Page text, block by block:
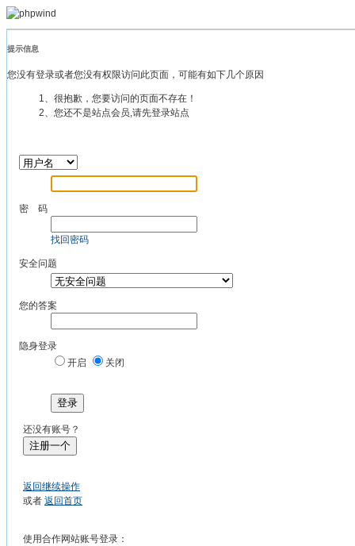
提示信息
您没有登录或者您没有权限访问此页面，可能有如下几个原因
1、很抱歉，您要访问的页面不存在！
2、您还不是站点会员,请先登录站点
密 码
找回密码
安全问题
您的答案
隐身登录
开启
关闭
登录
还没有账号？
注册一个
返回继续操作
或者 返回首页
使用合作网站账号登录：